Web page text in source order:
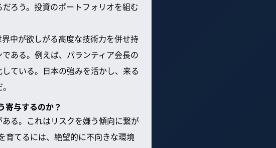
ろう。投資のポートフォリオを組む
中が欲しがる高度な技術力を併せ持
ある。例えば、パランティア会長の
ている。日本の強みを活かし、来る
寄与するのか？
る。これはリスクを嫌う傾向に繋が
育てるには、絶望的に不向きな環境